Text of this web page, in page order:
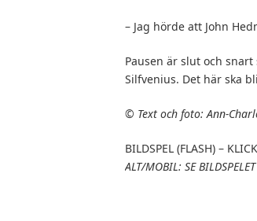
– Jag hörde att John
Pausen är slut och
Silfvenius. Det här ska
© Text och foto: Ann-
BILDSPEL (FLASH) –
ALT/MOBIL: SE BILDSPELET